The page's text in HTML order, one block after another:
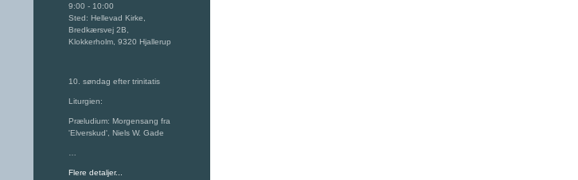
9:00 - 10:00
Sted: Hellevad Kirke,
Bredkærsvej 2B,
Klokkerholm, 9320 Hjallerup
10. søndag efter trinitatis
Liturgien:
Præludium: Morgensang fra
'Elverskud', Niels W. Gade
…
Flere detaljer...